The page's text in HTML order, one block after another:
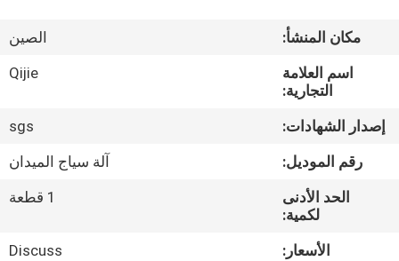
في
المعمل
مراقبة
الجودة
مكان المنشأ:
الصين
اسم العلامة
التجارية:
Qijie
إصدار الشهادات:
sgs
رقم الموديل:
آلة سياج الميدان
الحد الأدنى
لكمية:
1 قطعة
الأسعار:
Discuss